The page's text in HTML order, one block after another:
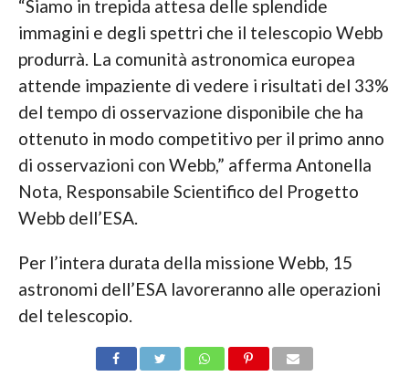
“Siamo in trepida attesa delle splendide
immagini e degli spettri che il telescopio Webb
produrrà. La comunità astronomica europea
attende impaziente di vedere i risultati del 33%
del tempo di osservazione disponibile che ha
ottenuto in modo competitivo per il primo anno
di osservazioni con Webb,” afferma Antonella
Nota, Responsabile Scientifico del Progetto
Webb dell’ESA.
Per l’intera durata della missione Webb, 15
astronomi dell’ESA lavoreranno alle operazioni
del telescopio.